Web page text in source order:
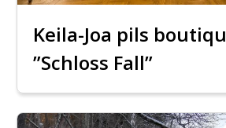
Keila-Joa pils
”Schloss Fall”